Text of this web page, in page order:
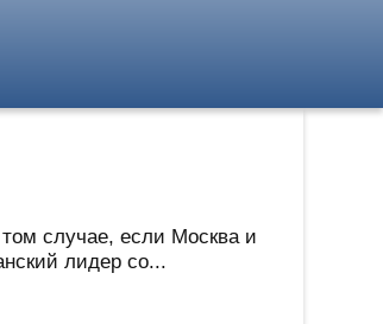
случае, если Москва и
лидер со...